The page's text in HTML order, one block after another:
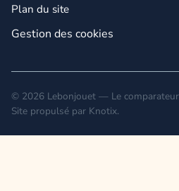
Plan du site
Gestion des cookies
© 2026 Lebonjouet — Le
Site propulsé par Knotix.